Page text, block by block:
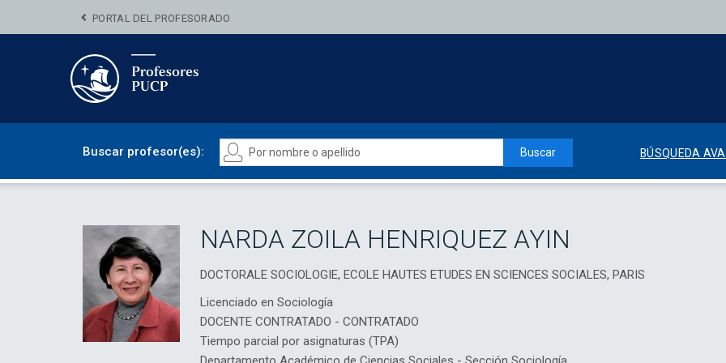
PORTAL DEL PROFESORADO
Buscar profesor(es): Buscar BÚSQUEDA
NARDA ZOILA HENRIQUEZ AYIN
DOCTORALE SOCIOLOGIE, ECOLE HAUTES ETUDES EN SCIENCES SOCIALES, PARIS
Licenciado en Sociología
DOCENTE CONTRATADO - CONTRATADO
Tiempo parcial por asignaturas (TPA)